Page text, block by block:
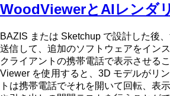
WoodViewerとAIレンダ
BAZIS または Sketchup で設計した後
送信して、追加のソフトウェアをイン
クライアントの携帯電話で表示させる
Viewer を使用すると、3D モデルがリ
トは携帯電話でそれを開いて回転、表